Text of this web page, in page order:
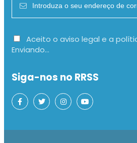
Aceito o aviso legal e a
Enviando...
Siga-nos no RRSS